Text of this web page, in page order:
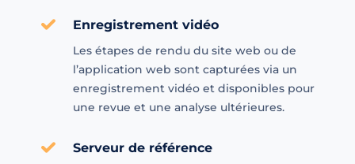
Enregistrement vidéo
Les étapes de rendu du site web ou de
l’application web sont capturées via un
enregistrement vidéo et disponibles pour
une revue et une analyse ultérieures.
Serveur de référence